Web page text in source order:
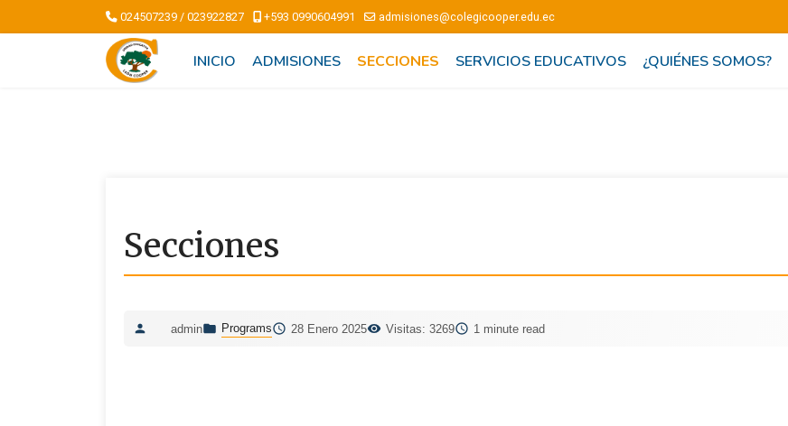
024507239 / 023922827 +593 0990604991 admisiones@colegicooper.edu.ec
INICIO ADMISIONES SECCIONES SERVICIOS EDUCATIVOS ¿QUIÉNES SOMOS?
Secciones
admin Programs 28 Enero 2025 Visitas: 3269 1 minute read